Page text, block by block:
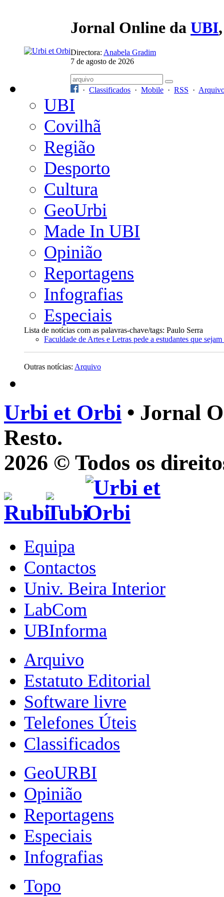
Jornal Online da UBI
Directora: Anabela Gradim
7 de agosto de 2026
· Classificados · Mobile · RSS ·
UBI
Covilhã
Região
Desporto
Cultura
GeoUrbi
Made In UBI
Opinião
Reportagens
Infografias
Especiais
Lista de notícias com as palavras-chave/tags: Paulo Serra
Faculdade de Artes e Letras pede a estudantes que
Outras notícias: Arquivo
Urbi et Orbi • Jornal
Resto.
2026 © Todos os
Equipa
Contactos
Univ. Beira Interior
LabCom
UBInforma
Arquivo
Estatuto Editorial
Software livre
Telefones Úteis
Classificados
GeoURBI
Opinião
Reportagens
Especiais
Infografias
Topo